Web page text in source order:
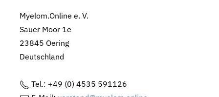
Myelom.Online e. V.
Sauer Moor 1e
23845 Oering
Deutschland
Tel.: +49 (0) 4535 591126